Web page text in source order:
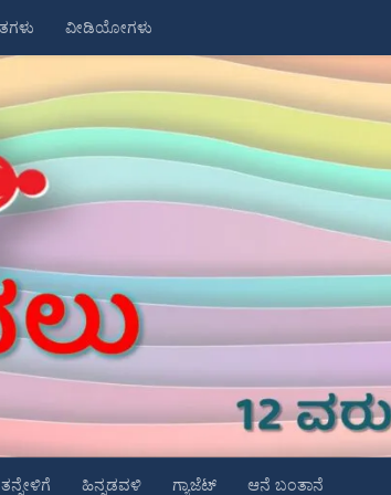
ವೀಡಿಯೋಗಳು
ತನ್ನೇಳಿಗೆ ಹಿನ್ನಡವಳಿ ಗ್ಯಾಜೆಟ್ ಆನೆ ಬಂತಾನೆ